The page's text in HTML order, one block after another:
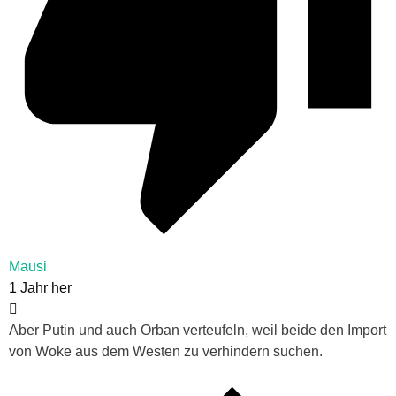
Mausi
1 Jahr her
Aber Putin und auch Orban verteufeln, weil beide den Import
von Woke aus dem Westen zu verhindern suchen.